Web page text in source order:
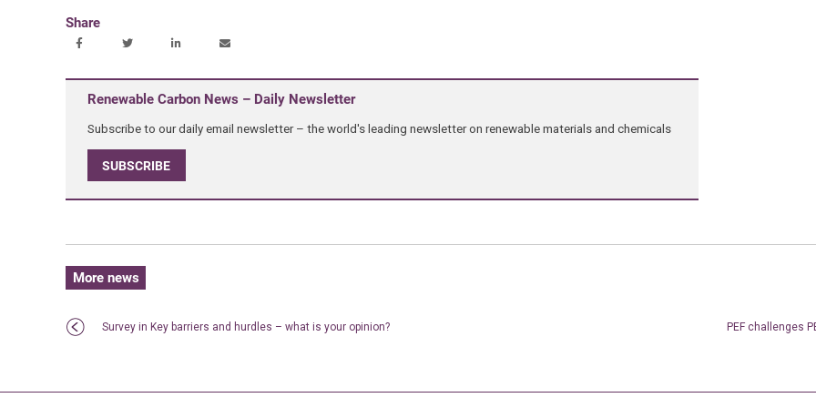
Share
Renewable Carbon News – Daily Newsletter
Subscribe to our daily email newsletter – the world's leading newsletter on renewable materials and chemicals
SUBSCRIBE
More news
Survey in Key barriers and hurdles – what is your opinion? PEF challenges